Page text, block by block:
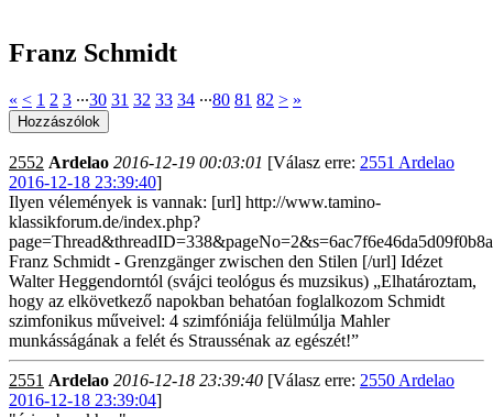
Franz Schmidt
« < 1 2 3 ∙∙∙30 31 32 33 34 ∙∙∙80 81 82 > »
2552 Ardelao 2016-12-19 00:03:01 [Válasz erre: 2551 Ardelao
2016-12-18 23:39:40]
Ilyen vélemények is vannak: [url] http://www.tamino-
klassikforum.de/index.php?
Franz Schmidt - Grenzgänger zwischen den Stilen [/url] Idézet
Walter Heggendorntól (svájci teológus és muzsikus) „Elhatároztam,
hogy az elkövetkező napokban behatóan foglalkozom Schmidt
szimfonikus műveivel: 4 szimfóniája felülmúlja Mahler
munkásságának a felét és Straussénak az egészét!”
2551 Ardelao 2016-12-18 23:39:40 [Válasz erre: 2550 Ardelao
2016-12-18 23:39:04]